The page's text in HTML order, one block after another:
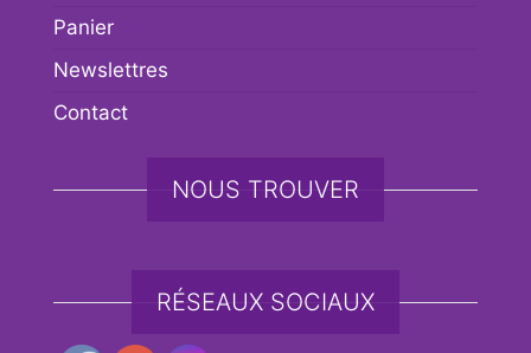
Panier
Newslettres
Contact
NOUS TROUVER
RÉSEAUX SOCIAUX